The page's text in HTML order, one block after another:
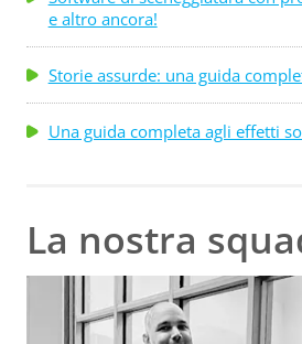
e altro ancora!
Storie assurde: una guida
Una guida completa agli effetti
La nostra